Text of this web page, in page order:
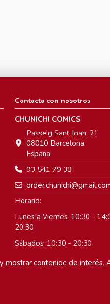
Contacta con nosotros
CHUNICHI COMICS
Passeig Sant Joan, 21
08010 Barcelona
España
93 541 79 38
Horario:
Lunes a Viernes: 10:30 -
20:30
Sábados: 10:30 - 20:30
Domingos: Cerrado
contenido de interés.